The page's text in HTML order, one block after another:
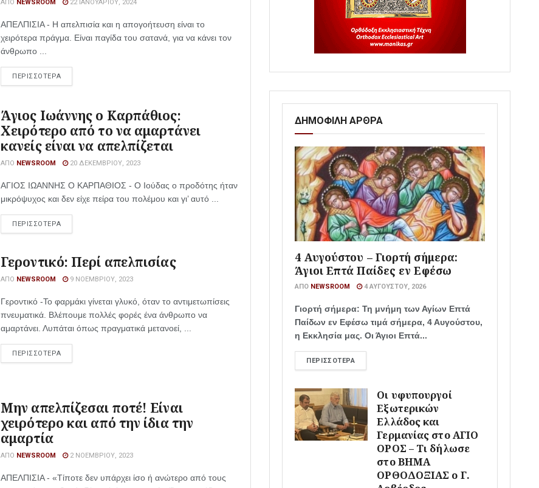
ΑΠΌ NEWSROOM 22 ΙΑΝΟΥΑΡΊΟΥ, 2024
ΑΠΕΛΠΙΣΙΑ - Η απελπισία και η απογοήτευση είναι το
χειρότερα πράγμα. Είναι παγίδα του σατανά, για να κάνει τον
άνθρωπο ...
ΠΕΡΙΣΣΟΤΕΡΑ
Άγιος Ιωάννης ο Καρπάθιος:
Χειρότερο από το να αμαρτάνει
κανείς είναι να απελπίζεται
ΑΠΌ NEWSROOM 20 ΔΕΚΕΜΒΡΊΟΥ, 2023
ΑΓΙΟΣ ΙΩΑΝΝΗΣ Ο ΚΑΡΠΑΘΙΟΣ - Ο Ιούδας ο προδότης ήταν
μικρόψυχος και δεν είχε πείρα του πολέμου και γι’ αυτό ...
ΠΕΡΙΣΣΟΤΕΡΑ
Γεροντικό: Περί απελπισίας
ΑΠΌ NEWSROOM 9 ΝΟΕΜΒΡΊΟΥ, 2023
Γεροντικό -Το φαρμάκι γίνεται γλυκό, όταν το αντιμετωπίσεις
πνευματικά. Βλέπουμε πολλές φορές ένα άνθρωπο να
αμαρτάνει. Λυπάται όπως πραγματικά μετανοεί, ...
ΠΕΡΙΣΣΟΤΕΡΑ
Μην απελπίζεσαι ποτέ! Είναι
χειρότερο και από την ίδια την
αμαρτία
ΑΠΌ NEWSROOM 2 ΝΟΕΜΒΡΊΟΥ, 2023
ΑΠΕΛΠΙΣΙΑ - «Τίποτε δεν υπάρχει ίσο ή ανώτερο από τους
ΔΗΜΟΦΙΛΗ ΑΡΘΡΑ
4 Αυγούστου – Γιορτή σήμερα:
Άγιοι Επτά Παίδες εν Εφέσω
ΑΠΌ NEWSROOM 4 ΑΥΓΟΎΣΤΟΥ, 2026
Γιορτή σήμερα: Τη μνήμη των Αγίων Επτά
Παίδων εν Εφέσω τιμά σήμερα, 4 Αυγούστου,
η Εκκλησία μας. Οι Άγιοι Επτά...
ΠΕΡΙΣΣΌΤΕΡΑ
Οι υφυπουργοί
Εξωτερικών
Ελλάδος και
Γερμανίας στο ΑΓΙΟ
ΟΡΟΣ – Τι δήλωσε
στο ΒΗΜΑ
ΟΡΘΟΔΟΞΙΑΣ ο Γ.